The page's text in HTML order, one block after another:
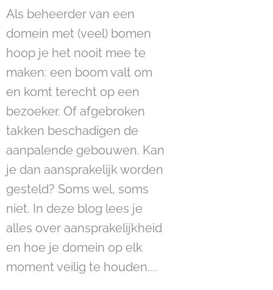
Als beheerder van een
domein met (veel) bomen
hoop je het nooit mee te
maken: een boom valt om
en komt terecht op een
bezoeker. Of afgebroken
takken beschadigen de
aanpalende gebouwen. Kan
je dan aansprakelijk worden
gesteld? Soms wel, soms
niet. In deze blog lees je
alles over aansprakelijkheid
en hoe je domein op elk
moment veilig te houden....